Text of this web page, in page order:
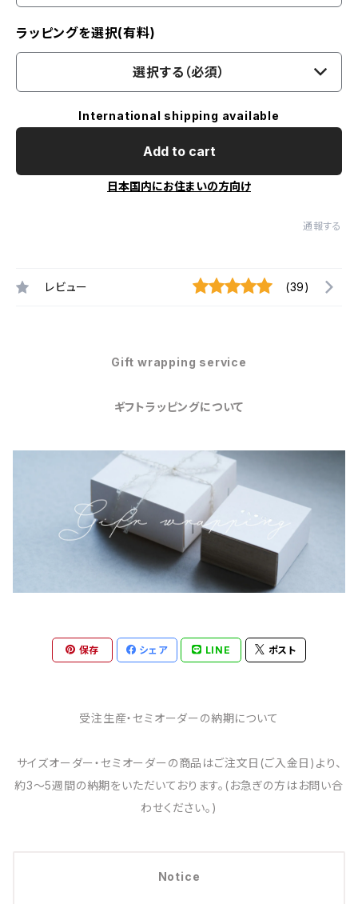
ラッピングを選択(有料)
選択する（必須）
International shipping available
Add to cart
日本国内にお住まいの方向け
通報する
レビュー (39)
Gift wrapping service
ギフトラッピングについて
保存 シェア LINE ポスト
受注生産・セミオーダーの納期について
サイズオーダー・セミオーダーの商品はご注文日(ご入金日)より、
約3～5週間の納期をいただいております。(お急ぎの方はお問い合
わせください。)
Notice